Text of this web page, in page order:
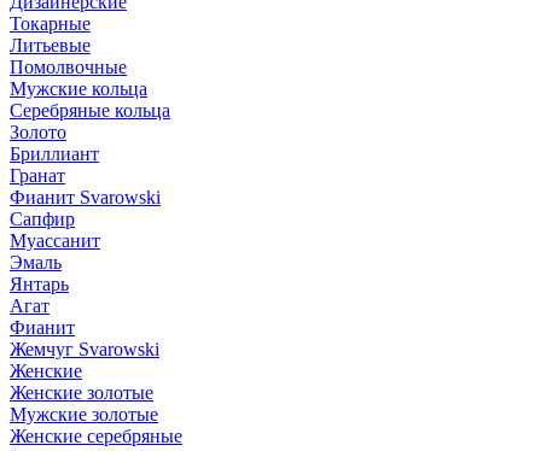
Токарные
Литьевые
Помолвочные
Мужские кольца
Серебряные кольца
Золото
Бриллиант
Гранат
Фианит Svarowski
Сапфир
Муассанит
Эмаль
Янтарь
Агат
Фианит
Жемчуг Svarowski
Женские
Женские золотые
Мужские золотые
Женские серебряные